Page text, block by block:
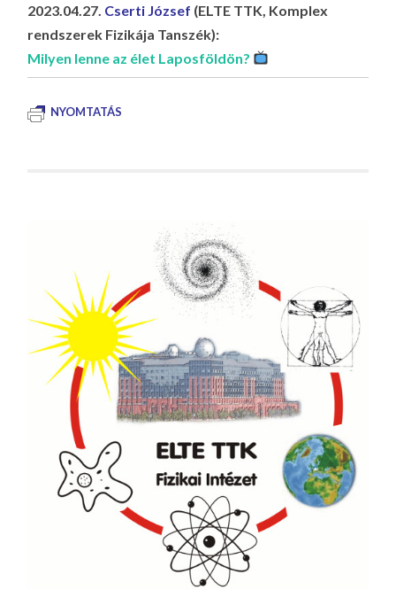
2023.04.27. Cserti József (ELTE TTK, Komplex
rendszerek Fizikája Tanszék):
Milyen lenne az élet Laposföldön?
NYOMTATÁS